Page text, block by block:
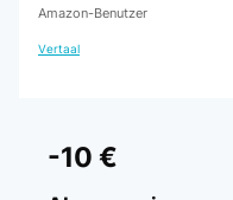
Amazon-Benutzer
Vertaal
-10 €